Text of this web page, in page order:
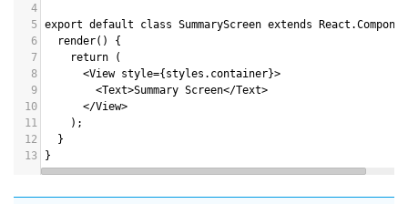
4
5
export default class SummaryScreen extends
6
  render() {
7
    return (
8
      <View style={styles.container}>
9
        <Text>Summary Screen</Text>
10
      </View>
11
    );
12
  }
13
}